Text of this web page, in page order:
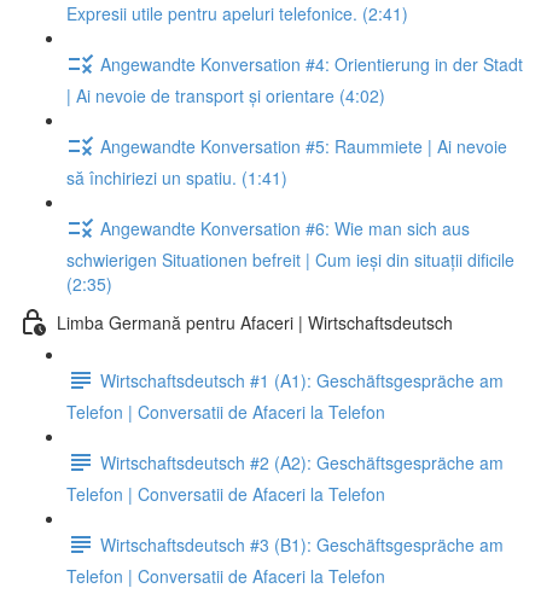
Expresii utile pentru apeluri telefonice. (2:41)
Angewandte Konversation #4: Orientierung in der Stadt
| Ai nevoie de transport și orientare (4:02)
Angewandte Konversation #5: Raummiete | Ai nevoie
să închiriezi un spatiu. (1:41)
Angewandte Konversation #6: Wie man sich aus
schwierigen Situationen befreit | Cum ieși din situații dificile
(2:35)
Limba Germană pentru Afaceri | Wirtschaftsdeutsch
Wirtschaftsdeutsch #1 (A1): Geschäftsgespräche am
Telefon | Conversatii de Afaceri la Telefon
Wirtschaftsdeutsch #2 (A2): Geschäftsgespräche am
Telefon | Conversatii de Afaceri la Telefon
Wirtschaftsdeutsch #3 (B1): Geschäftsgespräche am
Telefon | Conversatii de Afaceri la Telefon